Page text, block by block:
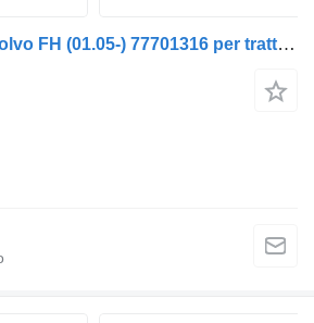
Kit di riparazione Volvo FH (01.05-) 77701316 per trattore stradale Volvo FH12, FH16, NH12, FH, VNL780 (1993-2014)